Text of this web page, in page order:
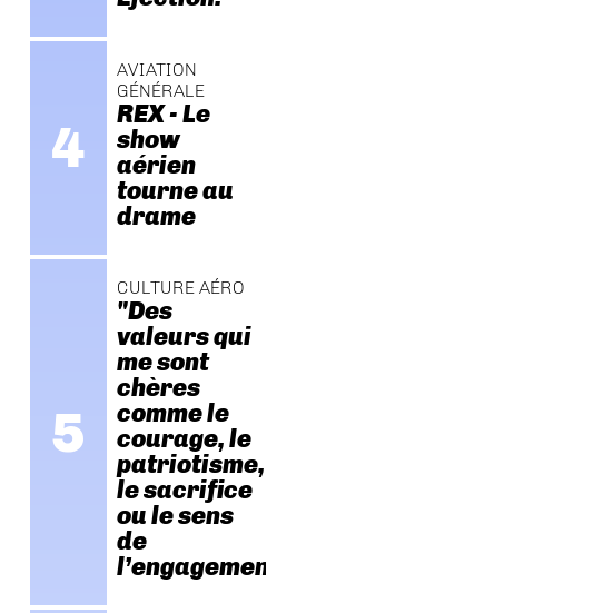
AVIATION
GÉNÉRALE
REX - Le
show
aérien
tourne au
drame
CULTURE AÉRO
"Des
valeurs qui
me sont
chères
comme le
courage, le
patriotisme,
le sacrifice
ou le sens
de
l’engagement."